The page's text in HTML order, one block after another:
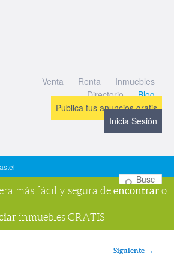
Venta Renta
Inmuebles
Directorio
Blog
Publica tus anuncios gratis
Inicia Sesión
más fácil y segura de encontrar o
inmuebles GRATIS
Siguiente →